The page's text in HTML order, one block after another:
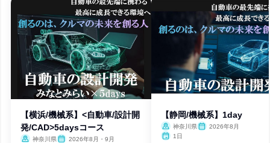
【横浜/機械系】<自動車/設計開
発/CAD>5daysコース
神奈川県
2026年8月・9月
【静岡/機械系】1day
神奈川県
2026年8月
1日